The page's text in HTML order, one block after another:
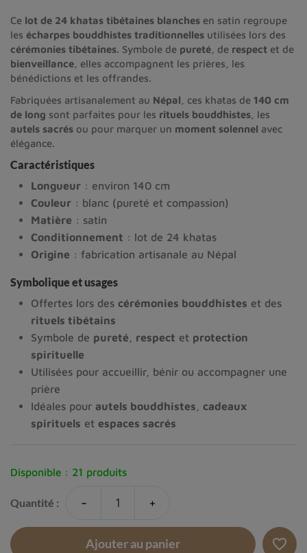
Ce lot de 24 khatas tibétaines blanches en satin regroupe
les écharpes bouddhistes traditionnelles utilisées lors des
cérémonies tibétaines. Symbole de pureté , de respect et de
bienveillance , elles accompagnent les prières, les
bénédictions et les offrandes.
Fabriquées artisanalement au Népal , ces khatas de 140 cm
de long sont parfaites pour les rituels bouddhistes , les
autels sacrés ou pour marquer un moment solennel avec
élégance.
Caractéristiques
Longueur : environ 140 cm
Couleur : blanc (pureté et compassion)
Matière : satin
Conditionnement : lot de 24 khatas
Origine : fabrication artisanale au Népal
Symbolique et usages
Offertes lors des cérémonies bouddhistes et des
rituels tibétains
Symbole de pureté respect et protection
spirituelle
Utilisées pour accueillir, bénir ou accompagner une
prière
Idéales pour autels bouddhistes
cadeaux
spirituels et espaces sacrés
Disponible : 21 produits
Quantité : - +
Ajouter au panier favorite_border